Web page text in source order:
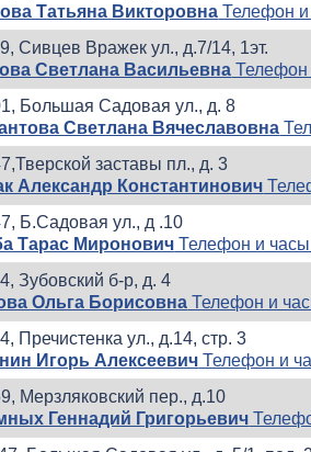
Татьяна Викторовна Телефон
Сивцев Вражек ул., д.7/14, 1эт.
Светлана Васильевна Телефон
Большая Садовая ул., д. 8
Светлана Вячеславовна
заставы пл., д. 3
Александр Константинович
Б.Садовая ул., д .10
Тарас Миронович Телефон и
Зубовский б-р, д. 4
Ольга Борисовна Телефон и
Пречистенка ул., д.14, стр. 3
Игорь Алексеевич Телефон и
Мерзляковский пер., д.10
Геннадий Григорьевич